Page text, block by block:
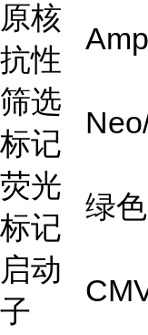
原核
抗性
Amp
筛选
标记
荧光
标记
绿色
启动
子